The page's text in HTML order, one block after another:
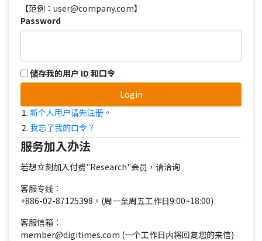
【范例：user@company.com】
Password
储存我的用户 ID 和口令
Login
新个人用户请先注册。
我忘了我的口令？
服务加入办法
若想立刻加入付费"Research"会员，请洽询
客服专线：
+886-02-87125398。(周一至周五工作日9:00~18:00)
客服信箱：
member@digitimes.com (一个工作日内将回复您的来信)